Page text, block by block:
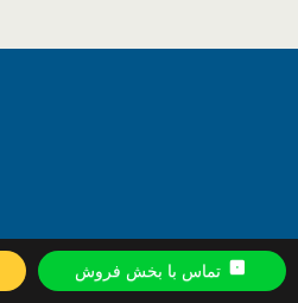
تماس با بخش فروش